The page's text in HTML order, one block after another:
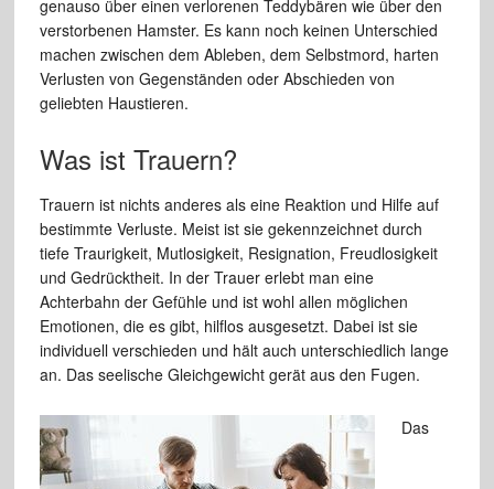
genauso über einen verlorenen Teddybären wie über den
verstorbenen Hamster. Es kann noch keinen Unterschied
machen zwischen dem Ableben, dem Selbstmord, harten
Verlusten von Gegenständen oder Abschieden von
geliebten Haustieren.
Was ist Trauern?
Trauern ist nichts anderes als eine Reaktion und Hilfe auf
bestimmte Verluste. Meist ist sie gekennzeichnet durch
tiefe Traurigkeit, Mutlosigkeit, Resignation, Freudlosigkeit
und Gedrücktheit. In der Trauer erlebt man eine
Achterbahn der Gefühle und ist wohl allen möglichen
Emotionen, die es gibt, hilflos ausgesetzt. Dabei ist sie
individuell verschieden und hält auch unterschiedlich lange
an. Das seelische Gleichgewicht gerät aus den Fugen.
Das